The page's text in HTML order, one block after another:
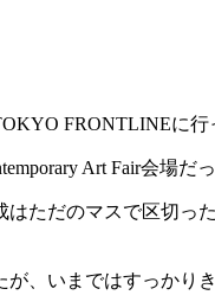
FRONTLINEに行
Art Fair会場だ
ただのマスで区切
、いまではすっかり